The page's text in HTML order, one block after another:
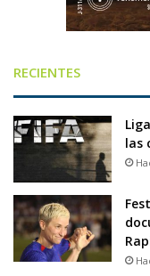
RECIENTES
las